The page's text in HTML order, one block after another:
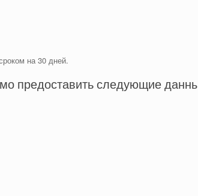
на 30 дней.
предоставить следующие